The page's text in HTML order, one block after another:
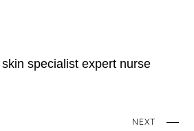
a
st
specialist expert nurse
NEXT